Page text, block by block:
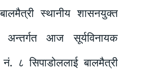
स्थानीय शासनयुक्त
अन्तर्गत आज सूर्यविनायक
नं. ८ सिपाडोललाई बालमैत्री